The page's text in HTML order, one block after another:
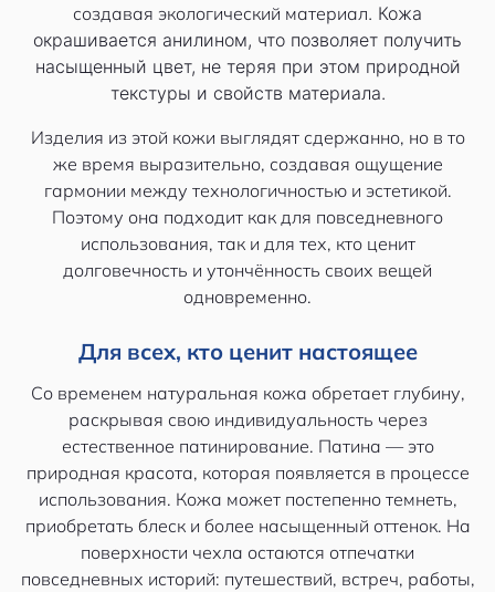
создавая экологический материал. Кожа
окрашивается анилином, что позволяет получить
насыщенный цвет, не теряя при этом природной
текстуры и свойств материала.
Изделия из этой кожи выглядят сдержанно, но в то
же время выразительно, создавая ощущение
гармонии между технологичностью и эстетикой.
Поэтому она подходит как для повседневного
использования, так и для тех, кто ценит
долговечность и утончённость своих вещей
одновременно.
Для всех, кто ценит настоящее
Со временем натуральная кожа обретает глубину,
раскрывая свою индивидуальность через
естественное патинирование. Патина — это
природная красота, которая появляется в процессе
использования. Кожа может постепенно темнеть,
приобретать блеск и более насыщенный оттенок. На
поверхности чехла остаются отпечатки
повседневных историй: путешествий, встреч, работы,